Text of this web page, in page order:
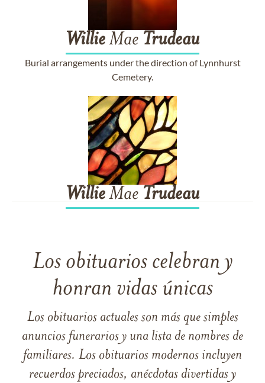
WillieMae Trudeau
Burial arrangements under the direction of Lynnhurst
Cemetery.
WillieMae Trudeau
Los obituarios celebran y
honran vidas únicas
Los obituarios actuales son más que simples
anuncios funerarios y una lista de nombres de
familiares. Los obituarios modernos incluyen
recuerdos preciados, anécdotas divertidas y